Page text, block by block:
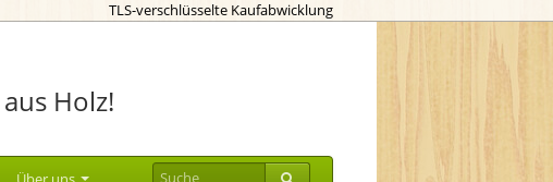
TLS-verschlüsselte Kaufabwicklung
Holz!